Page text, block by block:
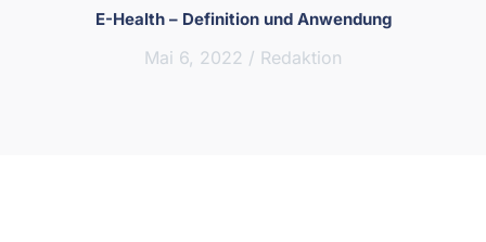
E-Health – Definition und Anwendung
Mai 6, 2022 / Redaktion